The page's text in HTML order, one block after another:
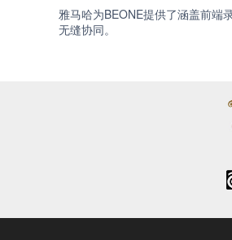
雅马哈为BEONE提供了涵盖前端
无缝协同。